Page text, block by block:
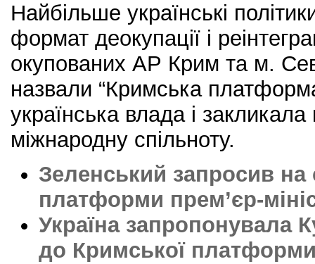
Найбільше українські
формат деокупації і
окупованих АР Крим та м.
назвали “Кримська
українська влада і
міжнародну спільноту.
Зеленський запросив на
платформи прем’єр-
Україна запропонувала
до Кримської